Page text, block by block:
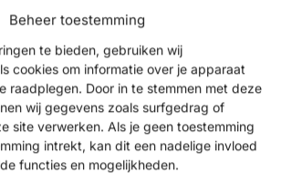
Beheer toestemming
te bieden, gebruiken wij
cookies om informatie over je apparaat
raadplegen. Door in te stemmen met deze
wij gegevens zoals surfgedrag of
site verwerken. Als je geen toestemming
intrekt, kan dit een nadelige invloed
functies en mogelijkheden.
u op letten bij het
een overdekte
scootmobiel biedt dezelfde mate
of comfort. Daarom is het verstandig
dan alleen het uiterlijk van de